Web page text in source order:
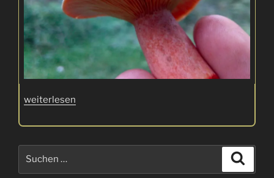
„Fichtenreizker
minderwertig
oder
lecker?“
weiterlesen